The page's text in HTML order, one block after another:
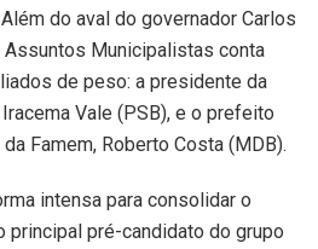
do aval do governador Carlos
Assuntos Municipalistas conta
de peso: a presidente da
Vale (PSB), e o prefeito
Famem, Roberto Costa (MDB).
intensa para consolidar o
principal pré-candidato do grupo